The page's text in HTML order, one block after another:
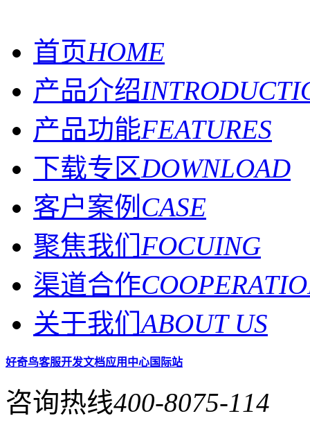
首页HOME
产品介绍
产品功能FEATURES
下载专区DOWNLOAD
客户案例 CASE
聚焦我们 FOCUING
渠道合作
关于我们ABOUT US
好奇鸟客服开发文档应用中心国际站
咨询热线400-8075-114